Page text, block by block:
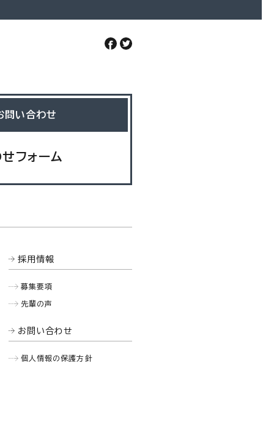
問い合わせ
フォーム
採用情報
募集要項
先輩の声
お問い合わせ
個人情報の保護方針